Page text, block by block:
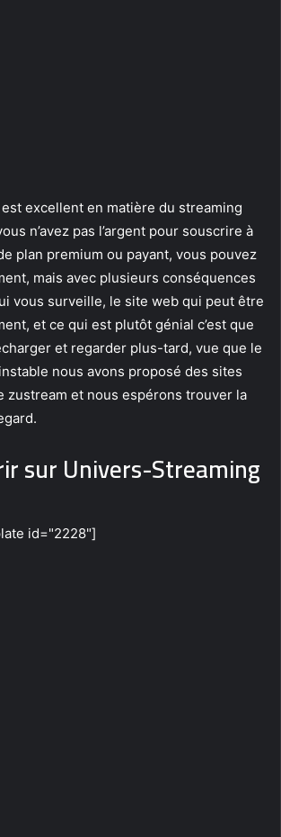
excellent en matière du streaming
n’avez pas l’argent pour souscrire à
plan premium ou payant, vous pouvez
mais avec plusieurs conséquences
vous surveille, le site web qui peut être
et ce qui est plutôt génial c’est que
et regarder plus-tard, vue que le
nous avons proposé des sites
zustream et nous espérons trouver la
sur Univers-Streaming
id="2228"]